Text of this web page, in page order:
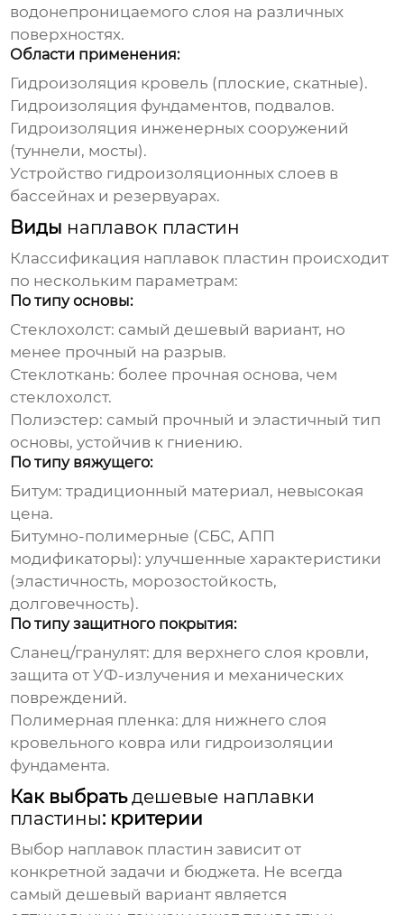
водонепроницаемого слоя на различных
поверхностях.
Области применения:
Гидроизоляция кровель (плоские, скатные).
Гидроизоляция фундаментов, подвалов.
Гидроизоляция инженерных сооружений
(туннели, мосты).
Устройство гидроизоляционных слоев в
бассейнах и резервуарах.
Виды наплавок пластин
Классификация наплавок пластин происходит
по нескольким параметрам:
По типу основы:
Стеклохолст: самыйдешевый вариант, но
менее прочный на разрыв.
Стеклоткань: более прочная основа, чем
стеклохолст.
Полиэстер: самый прочный и эластичный тип
основы, устойчив к гниению.
По типу вяжущего:
Битум: традиционный материал, невысокая
цена.
Битумно-полимерные (СБС, АПП
модификаторы): улучшенные характеристики
(эластичность, морозостойкость,
долговечность).
По типу защитного покрытия:
Сланец/гранулят: для верхнего слоя кровли,
защита от УФ-излучения и механических
повреждений.
Полимерная пленка: для нижнего слоя
кровельного ковра или гидроизоляции
фундамента.
Как выбратьдешевые наплавки
пластины: критерии
Выбор наплавок пластин зависит от
конкретной задачи и бюджета. Не всегда
самыйдешевый вариант является